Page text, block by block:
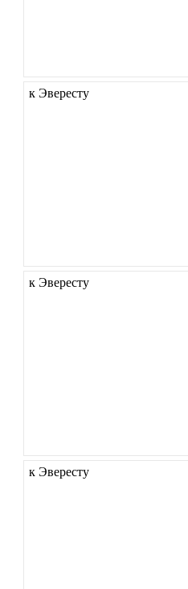
к Эвересту
к Эвересту
к Эвересту